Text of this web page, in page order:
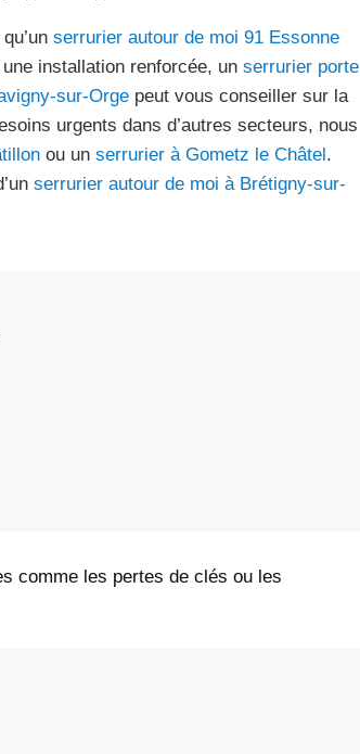
serrurier autour de moi 91 Essonne
installation renforcée, un serrurier porte
sur-Orgepeut vous conseiller sur la
urgents dans d’autres secteurs, nous
ou un serrurier à Gometz le Châtel .
serrurier autour de moi à Brétigny-sur-
comme les pertes de clés ou les